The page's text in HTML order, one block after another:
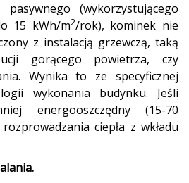
(wykorzystującego
15 kWh/m2/rok), kominek nie
z instalacją grzewczą, taką
gorącego powietrza, czy
Wynika to ze specyficznej
wykonania budynku. Jeśli
energooszczędny (15-70
ciepła z wkładu